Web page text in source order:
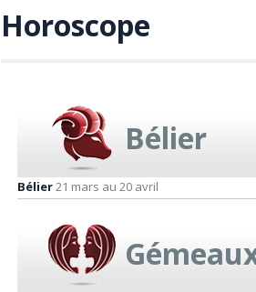
Horoscope
Bélier
Bélier21 mars au 20 avril